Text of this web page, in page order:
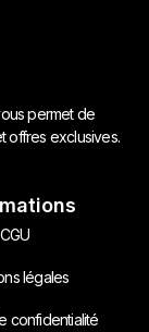
permet de
offres exclusives.
CGU
légales
confidentialité